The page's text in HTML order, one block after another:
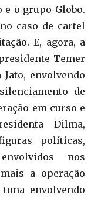
e o grupo Globo.
caso de cartel
E, agora, a
Temer
envolvendo
de
em curso e
Dilma,
políticas,
nos
a operação
envolvendo